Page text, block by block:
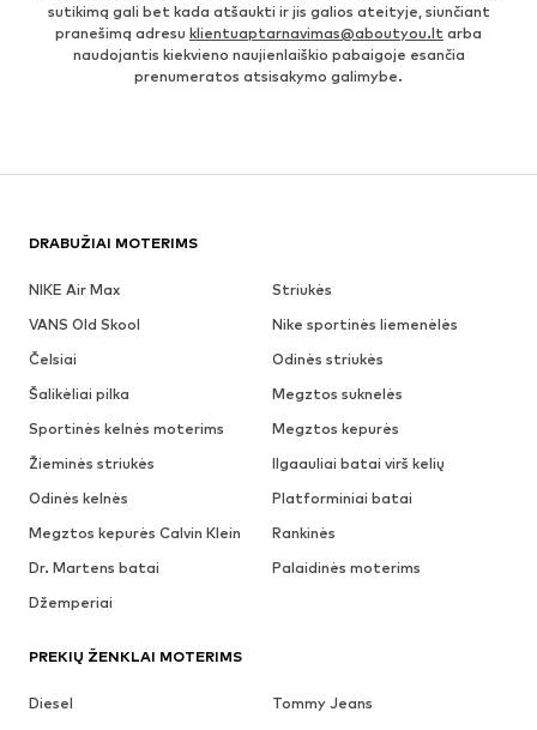
sutikimą gali bet kada atšaukti ir jis galios ateityje, siunčiant
pranešimą adresu klientuaptarnavimas@aboutyou.lt arba
naudojantis kiekvieno naujienlaiškio pabaigoje esančia
prenumeratos atsisakymo galimybe.
DRABUŽIAI MOTERIMS
NIKE Air Max
Striukės
VANS Old Skool
Nike sportinės liemenėlės
Čelsiai
Odinės striukės
Šalikėliai pilka
Megztos suknelės
Sportinės kelnės moterims
Megztos kepurės
Žieminės striukės
Ilgaauliai batai virš kelių
Odinės kelnės
Platforminiai batai
Megztos kepurės Calvin Klein
Rankinės
Dr. Martens batai
Palaidinės moterims
Džemperiai
PREKIŲ ŽENKLAI MOTERIMS
Diesel
Tommy Jeans